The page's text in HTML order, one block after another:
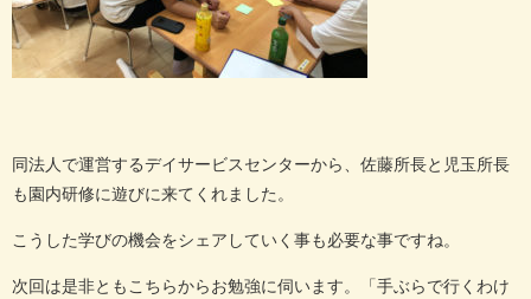
同法人で運営するデイサービスセンターから、佐藤所長と児玉所長
も園内研修に遊びに来てくれました。
こうした学びの機会をシェアしていく事も必要な事ですね。
次回は是非ともこちらからお勉強に伺います。「手ぶらで行くわけ